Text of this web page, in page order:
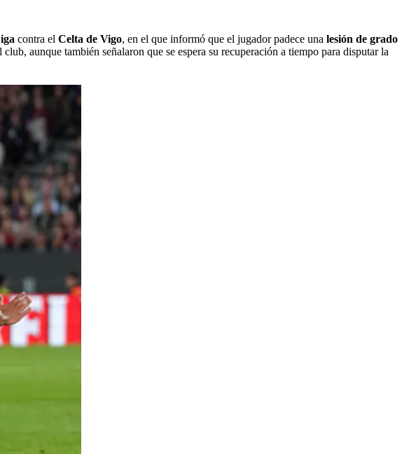
contra el Celta de Vigo, en el que informó que el jugador padece una lesión de grado
aunque también señalaron que se espera su recuperación a tiempo para disputar la